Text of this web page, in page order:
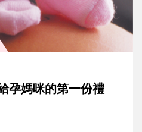
孕媽咪的第一份禮